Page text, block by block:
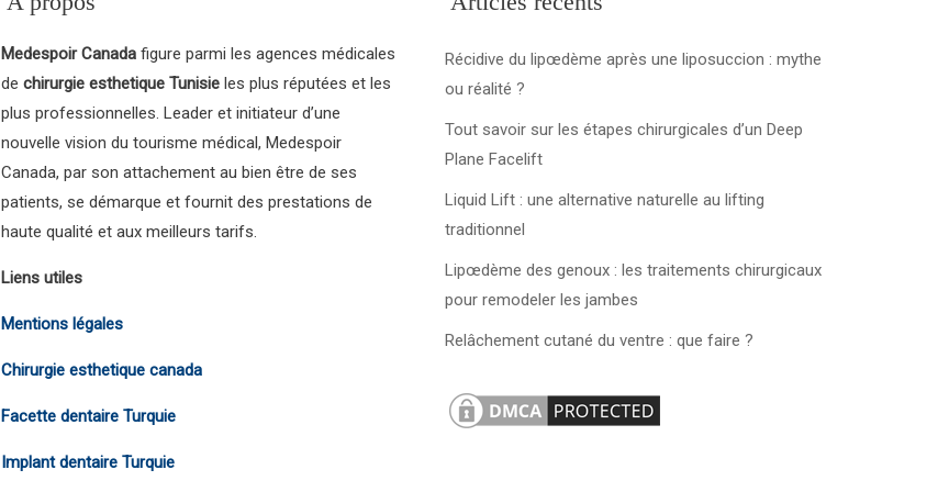
Medespoir Canada figure parmi les agences médicales
dechirurgie esthetique Tunisie les plus réputées et les
plus professionnelles. Leader et initiateur d’une
nouvelle vision du tourisme médical, Medespoir
Canada, par son attachement au bien être de ses
patients, se démarque et fournit des prestations de
haute qualité et aux meilleurs tarifs.
Liens utiles
Mentions légales
Chirurgie esthetique canada
Facette dentaire Turquie
Implant dentaire Turquie
Récidive du lipœdème après une liposuccion : mythe
ou réalité ?
Tout savoir sur les étapes chirurgicales d’un Deep
Plane Facelift
Liquid Lift : une alternative naturelle au lifting
traditionnel
Lipœdème des genoux : les traitements chirurgicaux
pour remodeler les jambes
Relâchement cutané du ventre : que faire ?